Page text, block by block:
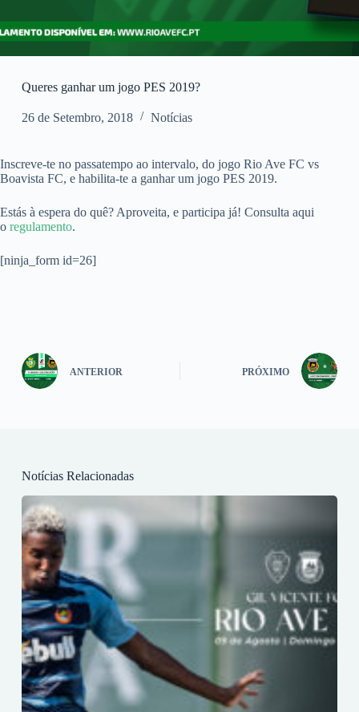
Queres ganhar um jogo PES 2019?
26 de Setembro, 2018 Notícias
Inscreve-te no passatempo ao intervalo, do jogo Rio Ave FC vs
Boavista FC, e habilita-te a ganhar um jogo PES 2019.
Estás à espera do quê? Aproveita, e participa já! Consulta aqui
o regulamento.
[ninja_form id=26]
ANTERIOR PRÓXIMO
Notícias Relacionadas